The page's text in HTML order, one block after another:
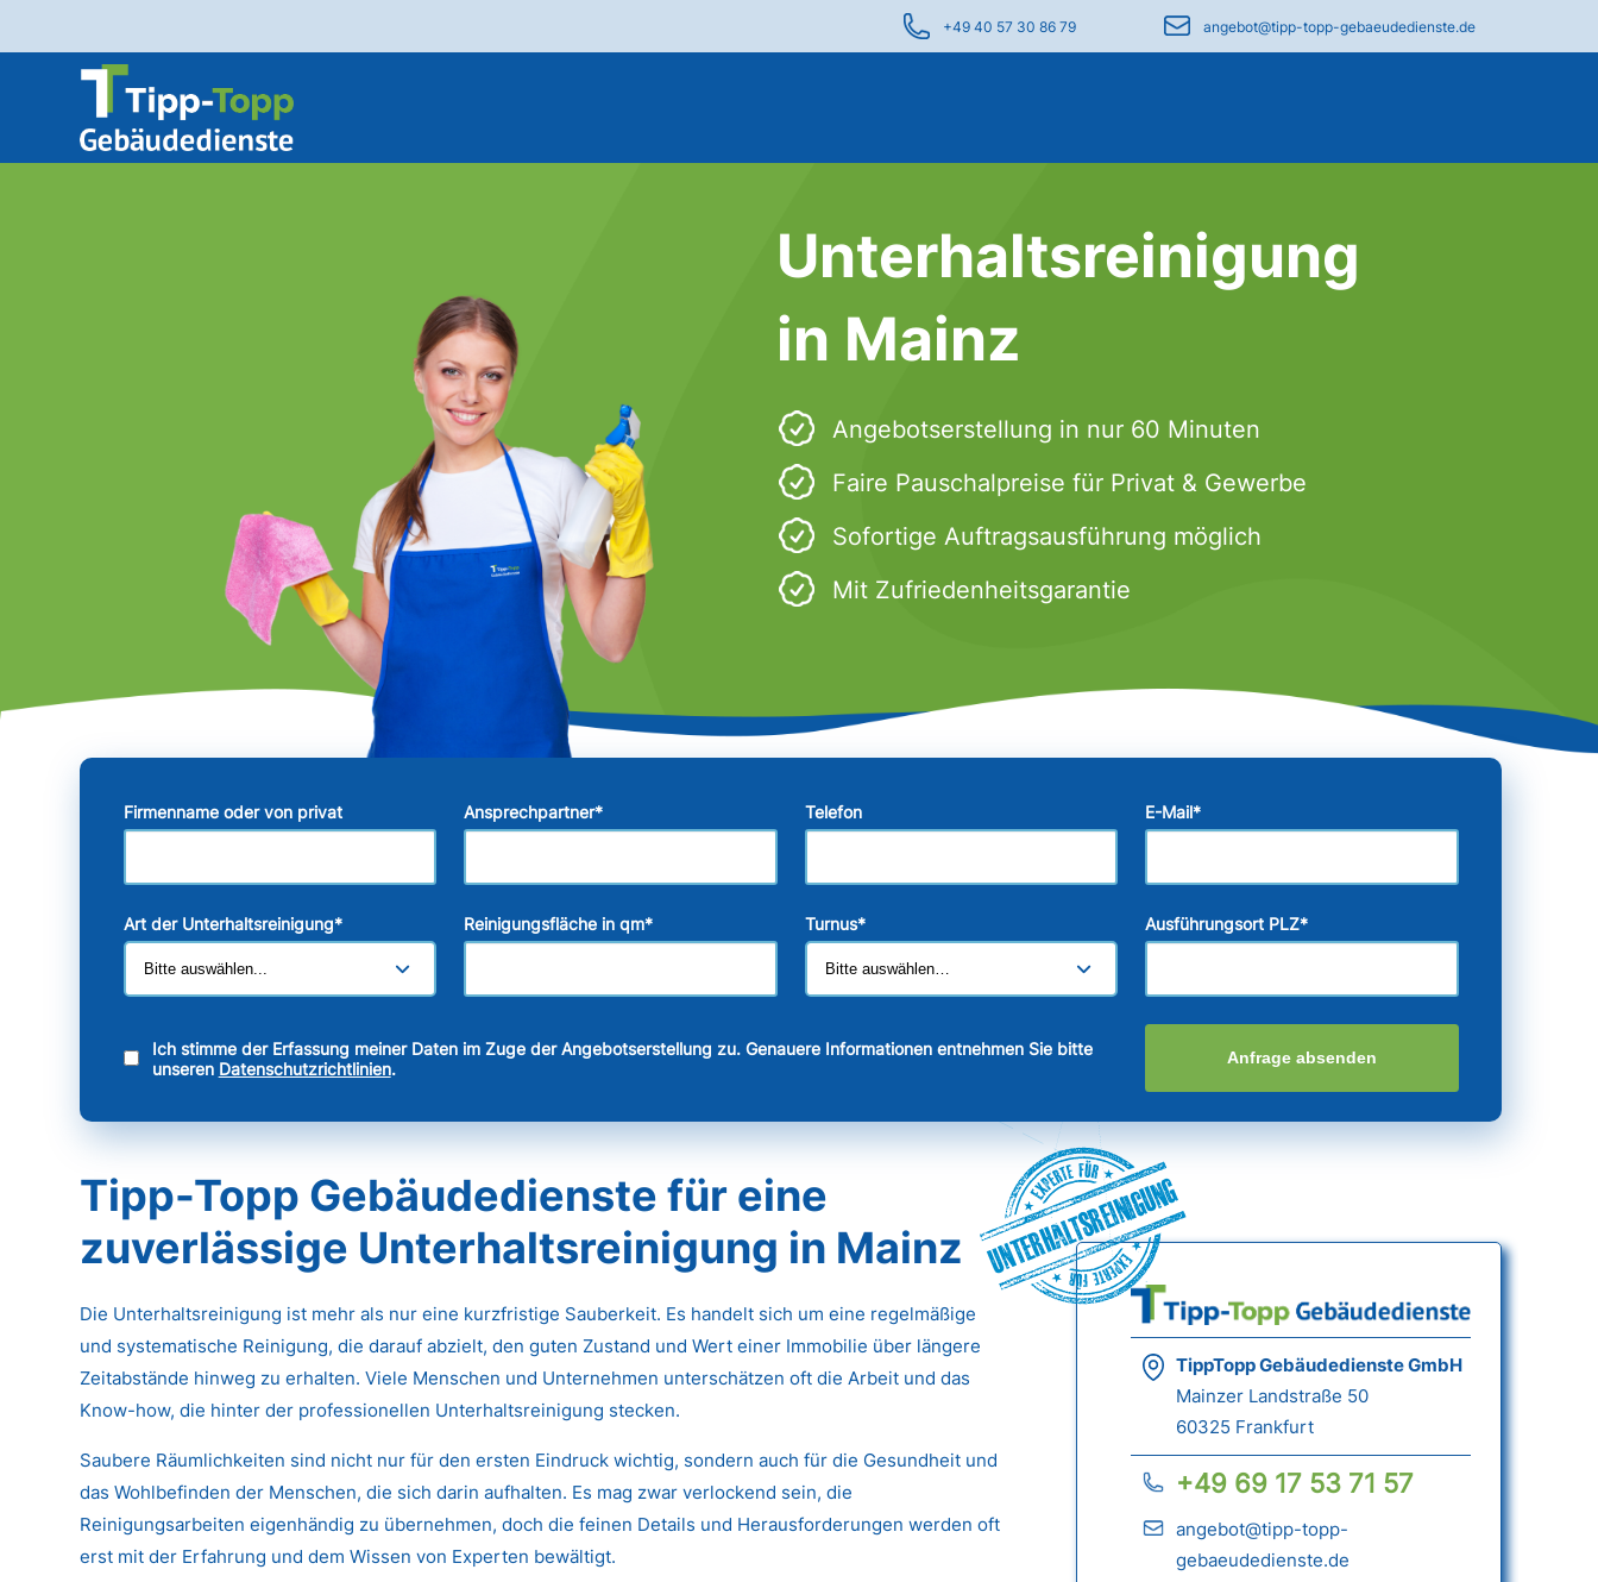
+49 40 57 30 86 79 angebot@tipp-topp-gebaeudedienste.de
Unterhaltsreinigung
in Mainz
Angebotserstellung in nur 60 Minuten
Faire Pauschalpreise für Privat & Gewerbe
Sofortige Auftragsausführung möglich
Mit Zufriedenheitsgarantie
Firmenname oder von privat Ansprechpartner* Telefon E-Mail*
Art der Unterhaltsreinigung* Reinigungsfläche in qm* Turnus* Ausführungsort PLZ*
Ich stimme der Erfassung meiner Daten im Zuge der Angebotserstellung zu. Genauere Informationen entnehmen Sie bitte
unseren Datenschutzrichtlinien.
Anfrage absenden
Tipp-Topp Gebäudedienste für eine
zuverlässige Unterhaltsreinigung in Mainz Unterhaltsreinigung
TippTopp Gebäudedienste GmbH
Mainzer Landstraße 50
60325 Frankfurt
+49 69 17 53 71 57
angebot@tipp-topp-
gebaeudedienste.de
Die Unterhaltsreinigung ist mehr als nur eine kurzfristige Sauberkeit. Es handelt sich um eine regelmäßige
und systematische Reinigung, die darauf abzielt, den guten Zustand und Wert einer Immobilie über längere
Zeitabstände hinweg zu erhalten. Viele Menschen und Unternehmen unterschätzen oft die Arbeit und das
Know-how, die hinter der professionellen Unterhaltsreinigung stecken.
Saubere Räumlichkeiten sind nicht nur für den ersten Eindruck wichtig, sondern auch für die Gesundheit und
das Wohlbefinden der Menschen, die sich darin aufhalten. Es mag zwar verlockend sein, die
Reinigungsarbeiten eigenhändig zu übernehmen, doch die feinen Details und Herausforderungen werden oft
erst mit der Erfahrung und dem Wissen von Experten bewältigt.